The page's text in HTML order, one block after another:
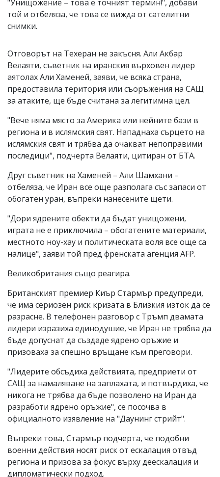
"Унищожение – това е точният термин!", добави
той и отбеляза, че това се вижда от сателитни
снимки.
Отговорът на Техеран не закъсня. Али Акбар
Велаяти, съветник на иранския върховен лидер
аятолах Али Хаменей, заяви, че всяка страна,
предоставила територия или съоръжения на САЩ
за атаките, ще бъде считана за легитимна цел.
"Вече няма място за Америка или нейните бази в
региона и в ислямския свят. Нападнаха сърцето на
ислямския свят и трябва да очакват непоправими
последици", подчерта Велаяти, цитиран от БТА.
Друг съветник на Хаменей – Али Шамхани –
отбеляза, че Иран все още разполага със запаси от
обогатен уран, въпреки нанесените щети.
"Дори ядрените обекти да бъдат унищожени,
играта не е приключила – обогатените материали,
местното ноу-хау и политическата воля все още са
налице", заяви той пред френската агенция AFP.
Великобритания също реагира.
Британският премиер Киър Стармър предупреди,
че има сериозен риск кризата в Близкия изток да се
разрасне. В телефонен разговор с Тръмп двамата
лидери изразиха единодушие, че Иран не трябва да
бъде допуснат да създаде ядрено оръжие и
призоваха за спешно връщане към преговори.
"Лидерите обсъдиха действията, предприети от
САЩ за намаляване на заплахата, и потвърдиха, че
никога не трябва да бъде позволено на Иран да
разработи ядрено оръжие", се посочва в
официалното изявление на "Даунинг стрийт".
Въпреки това, Стармър подчерта, че подобни
военни действия носят риск от ескалация отвъд
региона и призова за фокус върху деескалация и
дипломатически подход.